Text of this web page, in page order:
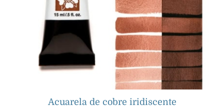
Acuarela de cobre iridiscente